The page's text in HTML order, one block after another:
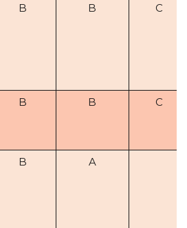
B B C
B B C
B A